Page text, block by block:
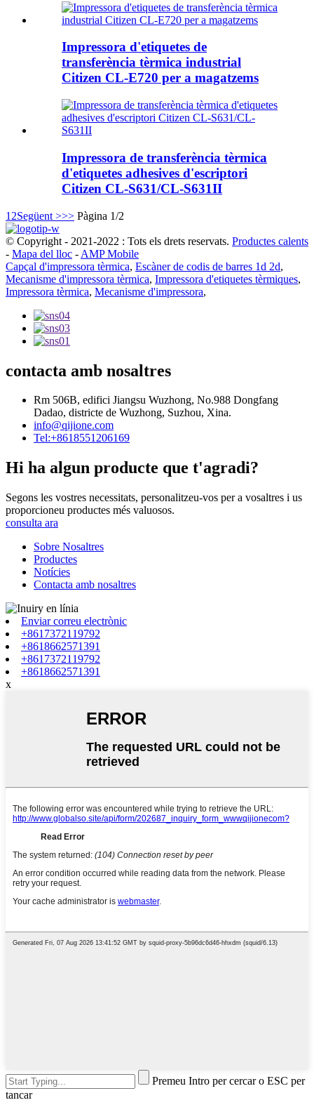
Impressora d'etiquetes de
transferència tèrmica industrial
Citizen CL-E720 per a magatzems
Impressora de transferència tèrmica
d'etiquetes adhesives d'escriptori
Citizen CL-S631/CL-S631II
1 2Següent >>> Pàgina 1/2
© Copyright - 2021-2022 : Tots els drets reservats. Productes calents
- Mapa del lloc - AMP Mobile
Capçal d'impressora tèrmica, Escàner de codis de barres 1d 2d,
Mecanisme d'impressora tèrmica, Impressora d'etiquetes tèrmiques,
Impressora tèrmica, Mecanisme d'impressora,
contacta amb nosaltres
Rm 506B, edifici Jiangsu Wuzhong, No.988 Dongfang
Dadao, districte de Wuzhong, Suzhou, Xina.
info@qijione.com
Tel:+8618551206169
Hi ha algun producte que t'agradi?
Segons les vostres necessitats, personalitzeu-vos per a vosaltres i us
proporcioneu productes més valuosos.
consulta ara
Sobre Nosaltres
Productes
Notícies
Contacta amb nosaltres
Enviar correu electrònic
+8617372119792
+8618662571391
+8617372119792
+8618662571391
x
Premeu Intro per cercar o ESC per
tancar